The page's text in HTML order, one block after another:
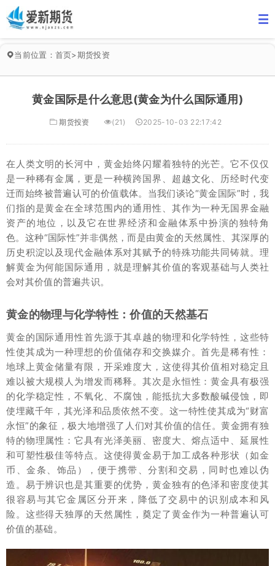
当前位置： 首页>期货投资
黄金国际是什么意思(黄金为什么国际通用)
期货投资 (21) 2025-10-03 22:17:42
在人类文明的长河中，黄金始终闪耀着独特的光芒。它不仅仅
是一种稀有金属，更是一种横跨国界、超越文化、历经时代变
迁而始终被普遍认可的价值载体。当我们谈论“黄金国际”时，我
们指的是黄金在全球范围内的通用性、其作为一种无国界金融
资产的地位，以及它在世界经济和金融体系中扮演的独特角
色。这种“国际性”并非偶然，而是由黄金的天然属性、其深厚的
历史积淀以及现代金融体系对其赋予的特殊功能共同铸就。理
解黄金为何能国际通用，就是理解其价值的客观基础与人类社
会对其价值的普遍共识。
黄金的物理与化学特性：价值的天然基石
黄金的国际通用性首先源于其卓越的物理和化学特性，这些特
性使其成为一种理想的价值储存和交换媒介。首先是稀有性：
地球上黄金储量有限，开采难度大，这使得其价值相对稳定且
难以被大规模人为增发而稀释。其次是永恒性：黄金具有极强
的化学稳定性，不氧化、不腐蚀，能抵抗大多数酸碱侵蚀，即
使埋藏千年，其光泽和品质依然不变。这一特性使其成为“财富
永恒”的象征，极大地增强了人们对其价值的信任。黄金拥有独
特的物理属性：它具有光泽美丽、密度大、熔点适中、延展性
和可塑性极佳等特点。这使得黄金易于加工成各种形状（如金
币、金条、饰品），便于携带、分割和交易，同时也难以伪
造。易于辨识也是其重要的优势，黄金独有的色泽和密度使其
很容易与其它金属区分开来，降低了交易中的识别成本和风
险。这些得天独厚的天然属性，奠定了黄金作为一种普遍认可
价值的基础。